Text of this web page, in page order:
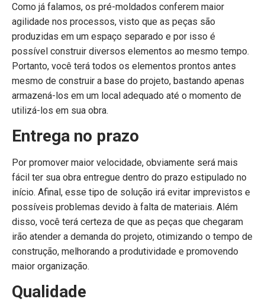
Como já falamos, os pré-moldados conferem maior
agilidade nos processos, visto que as peças são
produzidas em um espaço separado e por isso é
possível construir diversos elementos ao mesmo tempo.
Portanto, você terá todos os elementos prontos antes
mesmo de construir a base do projeto, bastando apenas
armazená-los em um local adequado até o momento de
utilizá-los em sua obra.
Entrega no prazo
Por promover maior velocidade, obviamente será mais
fácil ter sua obra entregue dentro do prazo estipulado no
início. Afinal, esse tipo de solução irá evitar imprevistos e
possíveis problemas devido à falta de materiais. Além
disso, você terá certeza de que as peças que chegaram
irão atender a demanda do projeto, otimizando o tempo de
construção, melhorando a produtividade e promovendo
maior organização.
Qualidade